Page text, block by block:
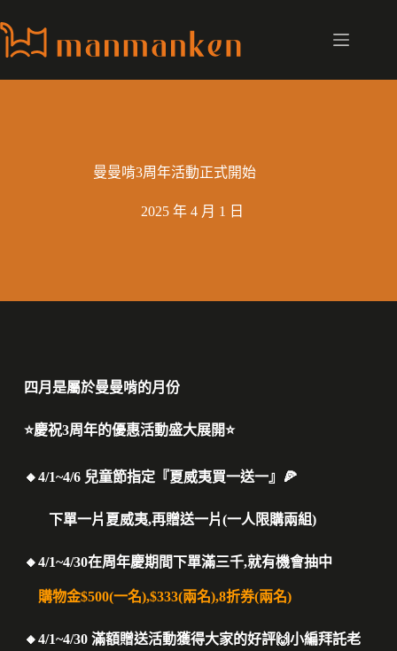
曼曼啃3周年活動正式開始
2025 年 4 月 1 日
四月是屬於曼曼啃的月份
⭐慶祝3周年的優惠活動盛大展開⭐
🔸4/1~4/6 兒童節指定『夏威夷買一送一』🍕
下單一片夏威夷,再贈送一片(一人限購兩組)
🔸4/1~4/30在周年慶期間下單滿三千,就有機會抽中
購物金$500(一名),$333(兩名),8折券(兩名)
🔸4/1~4/30 滿額贈送活動獲得大家的好評🙌小編拜託老